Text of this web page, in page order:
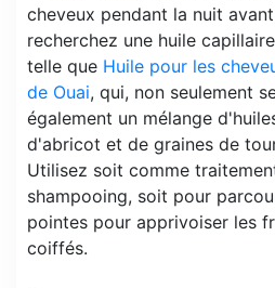
cheveux pendant la nuit
recherchez une huile
telle que Huile pour les
de Ouai, qui, non seulement
également un mélange
d'abricot et de graines de
Utilisez soit comme
shampooing, soit pour
pointes pour apprivoiser les
coiffés.